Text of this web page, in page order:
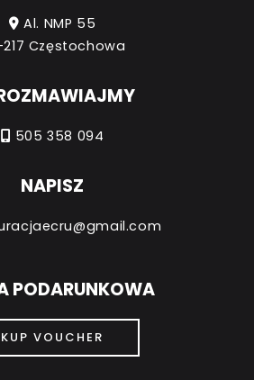
Al. NMP 55
Częstochowa
505 358 094
NAPISZ
PODARUNKOWA
KUP VOUCHER